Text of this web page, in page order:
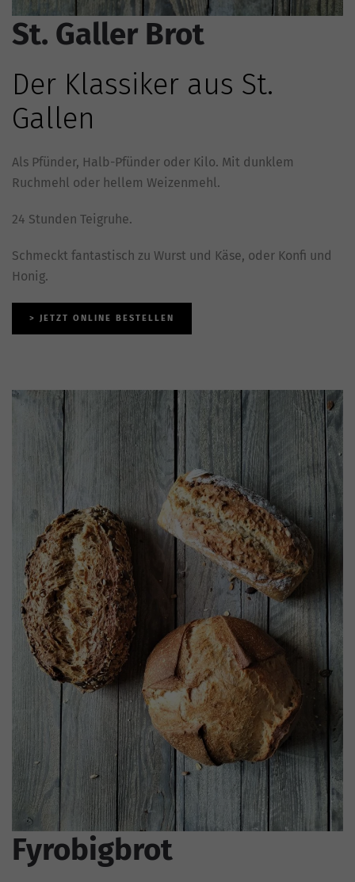
St. Galler Brot
Der Klassiker aus St.
Gallen
Als Pfünder, Halb-Pfünder oder Kilo. Mit dunklem
Ruchmehl oder hellem Weizenmehl.
24 Stunden Teigruhe.
Schmeckt fantastisch zu Wurst und Käse, oder Konfi und
Honig.
> JETZT ONLINE BESTELLEN
Fyrobigbrot